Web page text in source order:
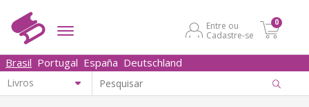
Entre ou
Cadastre-se
0
Brasil Portugal España Deutschland